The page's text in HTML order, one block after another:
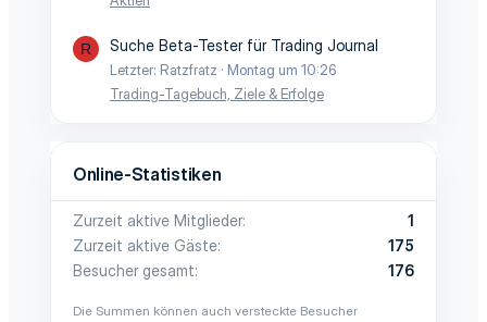
R Suche Beta-Tester für Trading Journal
Letzter: Ratzfratz
Montag um 10:26
Trading-Tagebuch, Ziele & Erfolge
Online-Statistiken
Zurzeit aktive Mitglieder
1
Zurzeit aktive Gäste
175
Besucher gesamt
176
Die Summen können auch versteckte Besucher